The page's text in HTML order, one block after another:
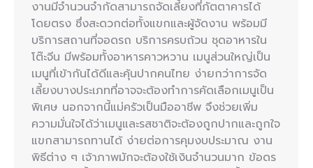
งานมีจำนวนจำกัดสามารถจัดเลี้ยงที่ภัตตาคารได้
โดยตรง ซึ่งสะดวกต่อทั้งแขกและผู้จัดงาน พร้อมมี
บริการสถานที่จอดรถ บริการครบถ้วน ชุดอาหารใน
โต๊ะจีน มีพร้อมทั้งอาหารคาวหวาน เมนูส่วนใหญ่เป็น
เมนูที่เข้ากันได้ดีและคุ้นปากคนไทย ง่ายกว่าการจัด
เลี้ยงบางประเภทที่อาจจะต้องทำการคัดเลือกเมนูเป็น
พิเศษ นอกจากนี้แม่ครัวเป็นมืออาชีพ จึงช่วยเพิ่ม
ความมั่นใจได้ว่าเมนูและรสชาติจะต้องถูกปากและถูกใจ
แขกสามารถทานได้ ง่ายต่อการคุมงบประมาณ งาน
พิธีต่าง ๆ เจ้าภาพมักจะต้องใช้เงินจำนวนมาก ข้อดร